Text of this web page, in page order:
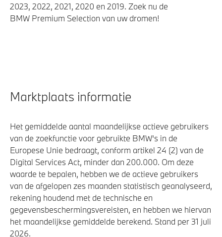
2023, 2022, 2021, 2020 en 2019. Zoek nu de
BMW Premium Selection van uw dromen!
Marktplaats informatie
Het gemiddelde aantal maandelijkse actieve gebruikers
van de zoekfunctie voor gebruikte BMW's in de
Europese Unie bedraagt, conform artikel 24 (2) van de
Digital Services Act, minder dan 200.000. Om deze
waarde te bepalen, hebben we de actieve gebruikers
van de afgelopen zes maanden statistisch geanalyseerd,
rekening houdend met de technische en
gegevensbeschermingsvereisten, en hebben we hiervan
het maandelijkse gemiddelde berekend. Stand per 31 juli
2026.